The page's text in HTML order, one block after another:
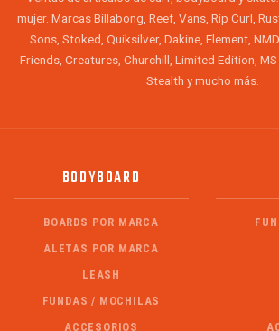
mujer. Marcas Billabong, Reef, Vans, Rip Curl,
Sons, Stoked, Quiksilver, Dakine, Element,
Friends, Creatures, Churchill, Limited Edition,
Stealth y mucho más.
BODYBOARD
BOARDS POR MARCA
ALETAS POR MARCA
LEASH
FUNDAS / MOCHILAS
ACCESORIOS